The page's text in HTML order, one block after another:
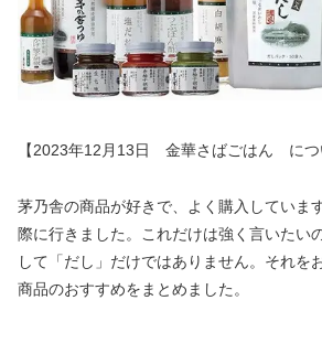
【2023年12月13日 金華さばごはん につ
茅乃舎の商品が好きで、よく購入していま
際に行きました。これだけは強く言いたい
して「だし」だけではありません。それを
商品のおすすめをまとめました。